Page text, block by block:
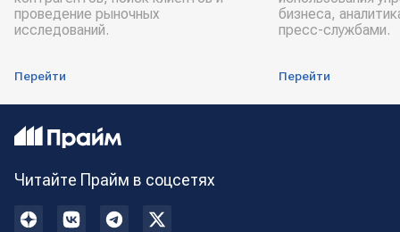
проведение рыночных
исследований.
Перейти
бизнеса,
пресс-службами.
Перейти
Читайте Прайм в соцсетях